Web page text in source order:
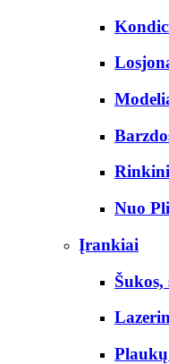
Nuo
Įrankiai
Šukos,